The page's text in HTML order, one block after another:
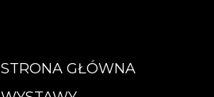
STRONA GŁÓWNA